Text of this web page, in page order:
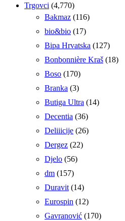
Trgovci (4,770)
Bakmaz (116)
bio&bio (17)
Bipa Hrvatska (127)
Bonbonnière Kraš (18)
Boso (170)
Branka (3)
Butiga Ultra (14)
Decentia (36)
Deliiicije (26)
Dergez (22)
Djelo (56)
dm (157)
Duravit (14)
Eurospin (12)
Gavranović (170)